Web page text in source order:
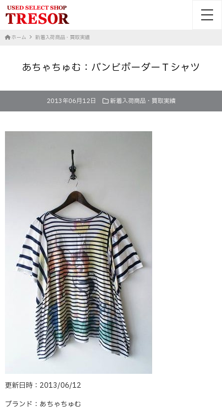
ホーム 新着入荷商品・買取実績
あちゃちゅむ：バンビボーダーＴシャツ
2013年06月12日 新着入荷商品・買取実績
更新日時：2013/06/12
ブランド：あちゃちゅむ